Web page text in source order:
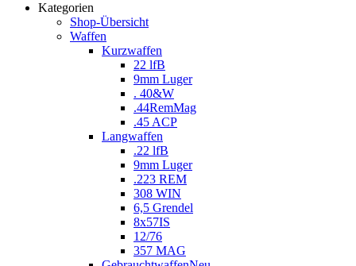
Kategorien
Shop-Übersicht
Waffen
Kurzwaffen
22 lfB
9mm Luger
. 40&W
.44RemMag
.45 ACP
Langwaffen
.22 lfB
9mm Luger
.223 REM
308 WIN
6,5 Grendel
8x57IS
12/76
357 MAG